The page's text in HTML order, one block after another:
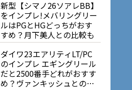
新型【シマノ26ソアレBB】
をインプレ!メバリングリー
ルはPGとHGどっちがおす
すめ？月下美人との比較も
ダイワ23エアリティLT/PC
のインプレ エギングリール
だと2500番手どれがおすす
め？ヴァンキッシュとの比